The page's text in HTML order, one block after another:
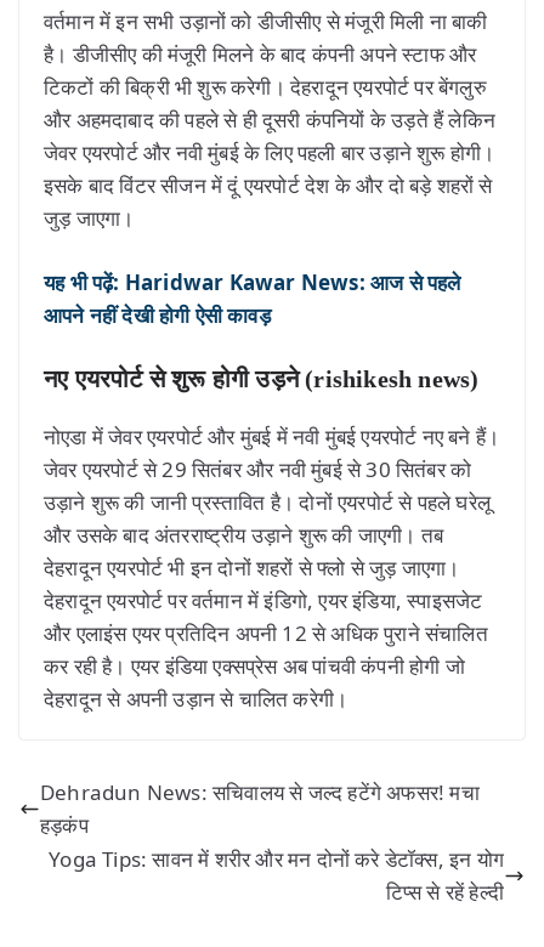
वर्तमान में इन सभी उड़ानों को डीजीसीए से मंजूरी मिली ना बाकी
है। डीजीसीए की मंजूरी मिलने के बाद कंपनी अपने स्टाफ और
टिकटों की बिक्री भी शुरू करेगी। देहरादून एयरपोर्ट पर बेंगलुरु
और अहमदाबाद की पहले से ही दूसरी कंपनियों के उड़ते हैं लेकिन
जेवर एयरपोर्ट और नवी मुंबई के लिए पहली बार उड़ाने शुरू होगी।
इसके बाद विंटर सीजन में दूं एयरपोर्ट देश के और दो बड़े शहरों से
जुड़ जाएगा।
यह भी पढ़ें: Haridwar Kawar News: आज से पहले
आपने नहीं देखी होगी ऐसी कावड़
नए एयरपोर्ट से शुरू होगी उड़ने (rishikesh news)
नोएडा में जेवर एयरपोर्ट और मुंबई में नवी मुंबई एयरपोर्ट नए बने हैं।
जेवर एयरपोर्ट से 29 सितंबर और नवी मुंबई से 30 सितंबर को
उड़ाने शुरू की जानी प्रस्तावित है। दोनों एयरपोर्ट से पहले घरेलू
और उसके बाद अंतरराष्ट्रीय उड़ाने शुरू की जाएगी। तब
देहरादून एयरपोर्ट भी इन दोनों शहरों से फ्लो से जुड़ जाएगा।
देहरादून एयरपोर्ट पर वर्तमान में इंडिगो, एयर इंडिया, स्पाइसजेट
और एलाइंस एयर प्रतिदिन अपनी 12 से अधिक पुराने संचालित
कर रही है। एयर इंडिया एक्सप्रेस अब पांचवी कंपनी होगी जो
देहरादून से अपनी उड़ान से चालित करेगी।
Dehradun News: सचिवालय से जल्द हटेंगे अफसर! मचा
हड़कंप
Yoga Tips: सावन में शरीर और मन दोनों करे डेटॉक्स, इन योग
टिप्स से रहें हेल्दी